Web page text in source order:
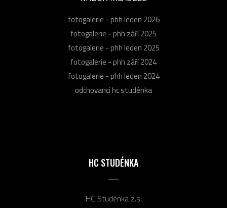
HC STUDÉNKA
HC Studénka z.s.
fotogalerie - phh leden 2026
fotogalerie - phh září 2025
fotogalerie - phh leden 2025
fotogalerie - phh září 2024
fotogalerie - phh leden 2024
odchovanci hc studénka